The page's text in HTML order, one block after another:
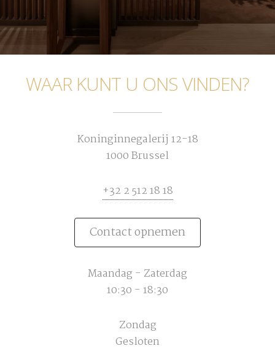
WAAR KUNT U ONS VINDEN?
Koninginnegalerij 12-18
1000 Brussel
+32 2 512 18 18
Contact opnemen
Maandag - Zaterdag
10:30 - 18:30
Zondag
Gesloten